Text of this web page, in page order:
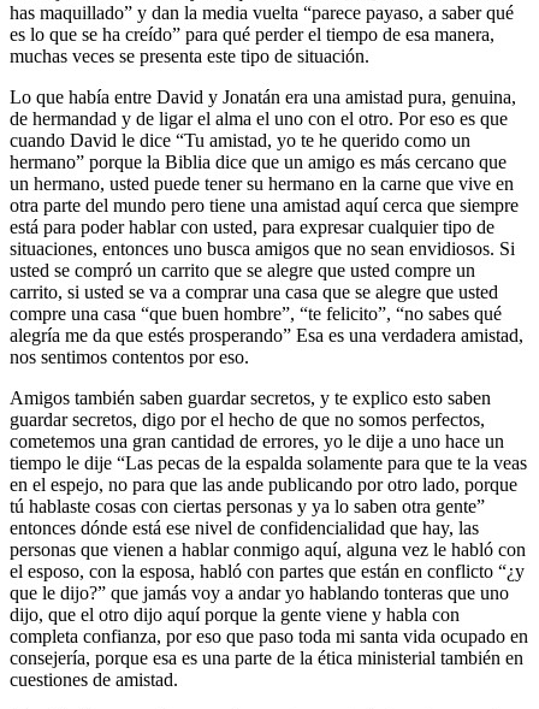
has maquillado” y dan la media vuelta “parece payaso, a saber qué
es lo que se ha creído” para qué perder el tiempo de esa manera,
muchas veces se presenta este tipo de situación.
Lo que había entre David y Jonatán era una amistad pura, genuina,
de hermandad y de ligar el alma el uno con el otro. Por eso es que
cuando David le dice “Tu amistad, yo te he querido como un
hermano” porque la Biblia dice que un amigo es más cercano que
un hermano, usted puede tener su hermano en la carne que vive en
otra parte del mundo pero tiene una amistad aquí cerca que siempre
está para poder hablar con usted, para expresar cualquier tipo de
situaciones, entonces uno busca amigos que no sean envidiosos. Si
usted se compró un carrito que se alegre que usted compre un
carrito, si usted se va a comprar una casa que se alegre que usted
compre una casa “que buen hombre”, “te felicito”, “no sabes qué
alegría me da que estés prosperando” Esa es una verdadera amistad,
nos sentimos contentos por eso.
Amigos también saben guardar secretos, y te explico esto saben
guardar secretos, digo por el hecho de que no somos perfectos,
cometemos una gran cantidad de errores, yo le dije a uno hace un
tiempo le dije “Las pecas de la espalda solamente para que te la veas
en el espejo, no para que las ande publicando por otro lado, porque
tú hablaste cosas con ciertas personas y ya lo saben otra gente”
entonces dónde está ese nivel de confidencialidad que hay, las
personas que vienen a hablar conmigo aquí, alguna vez le habló con
el esposo, con la esposa, habló con partes que están en conflicto “¿y
que le dijo?” que jamás voy a andar yo hablando tonteras que uno
dijo, que el otro dijo aquí porque la gente viene y habla con
completa confianza, por eso que paso toda mi santa vida ocupado en
consejería, porque esa es una parte de la ética ministerial también en
cuestiones de amistad.